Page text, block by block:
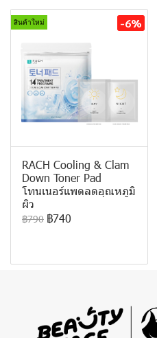
สินค้าใหม่ -6%
RACH Cooling & Clam
Down Toner Pad
โทนเนอร์แพดลดอุณหภูมิ
ผิว
฿790 ฿740